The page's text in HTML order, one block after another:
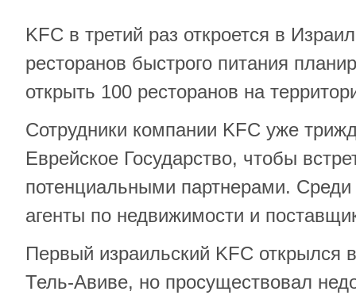
KFC в третий раз откроется в
ресторанов быстрого питания
открыть 100 ресторанов на
Сотрудники компании KFC уже
Еврейское Государство, чтобы
потенциальными партнерами.
агенты по недвижимости и
Первый израильский KFC открылся
Тель-Авиве, но просуществовал